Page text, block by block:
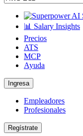
📊 Salary Insights
Precios
ATS
MCP
Ayuda
Ingresa
Empleadores
Profesionales
Regístrate